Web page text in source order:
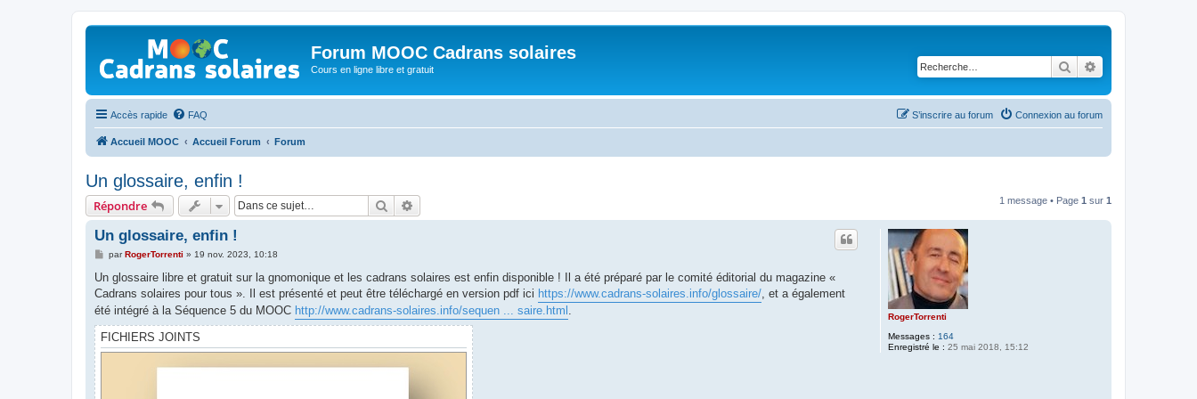
Forum MOOC Cadrans solaires
Cours en ligne libre et gratuit Rechercher
Accès rapide FAQ Connexion au forum
S’inscrire au forum
Accueil MOOC Accueil Forum Forum
Un glossaire, enfin !
Répondre Rechercher 1 message • Page 1 sur 1
RogerTorrenti
Messages : 164
Enregistré le : 25 mai 2018, 15:12
Un glossaire, enfin !
M
s
a
g
e
parRogerTorrenti » 19 nov. 2023, 10:18
Un glossaire libre et gratuit sur la gnomonique et les cadrans solaires est enfin disponible ! Il a été préparé par le comité éditorial du magazine «
Cadrans solaires pour tous ». Il est présenté et peut être téléchargé en version pdf ici https://www.cadrans-solaires.info/glossaire/ , et a également
été intégré à la Séquence 5 du MOOC http://www.cadrans-solaires.info/sequen ... saire.html
FICHIERS JOINTS